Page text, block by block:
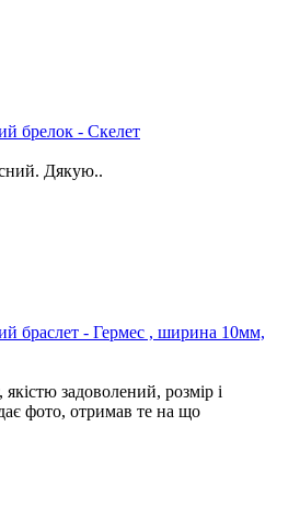
брелок - Скелет
Дякую..
браслет - Гермес , ширина 10мм,
задоволений, розмір і
фото, отримав те на що